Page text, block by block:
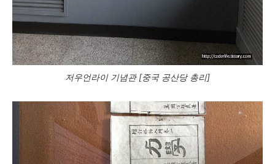
저우언라이 기념관 [중국 공산당 총리]